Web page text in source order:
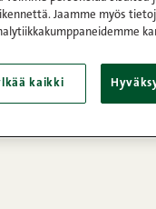
Jaamme myös
kaikki